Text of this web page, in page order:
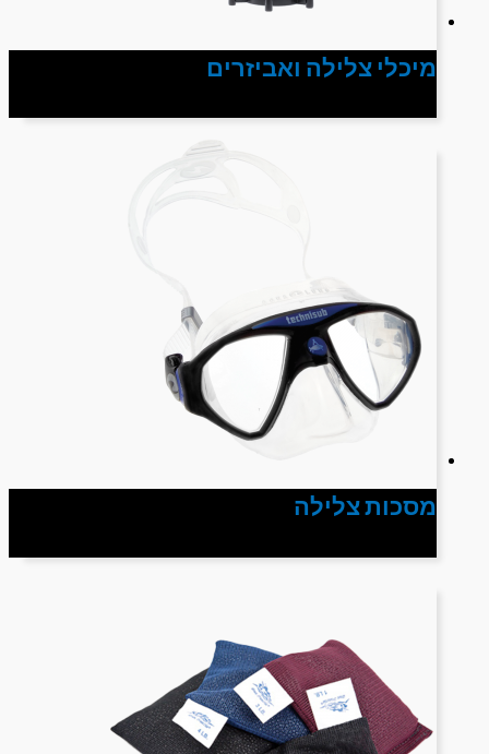
מיכלי צלילה ואביזרים
מסכות צלילה